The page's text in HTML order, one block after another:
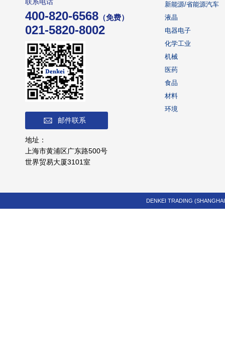
400-820-6568 （免费）
021-5820-8002
邮件联系
地址：
上海市黄浦区广东路500号
世界贸易大厦3101室
新能源/省能源汽车
液晶
电器电子
化学工业
机械
医药
食品
材料
环境
DENKEI TRADING